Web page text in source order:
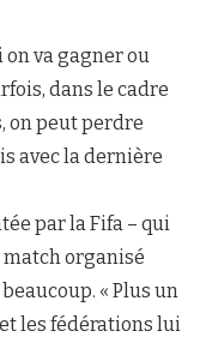
on va gagner ou
dans le cadre
on peut perdre
avec la dernière
par la Fifa – qui
organisé
« Plus un
les fédérations lui